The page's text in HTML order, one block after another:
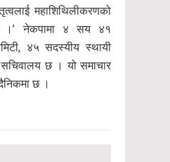
महाशिथिलीकरणको
।’ नेकपामा ४ सय ४१
४५ सदस्यीय स्थायी
छ । यो समाचार
छ ।